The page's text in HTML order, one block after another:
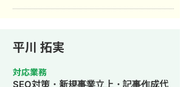
ャン）』にてProductManager(事業責
任者)を担当。 その後Fintechのスター
トアップ企業のCMO（最高マーケティ
ング責任者）に着任。 Webマーケティ
平川 拓実
対応業務
SEO対策・新規事業立上・記事作成代